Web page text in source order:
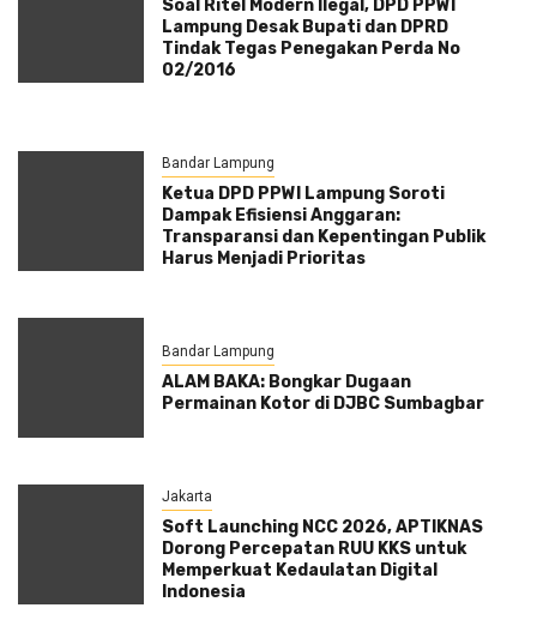
Soal Ritel Modern Ilegal, DPD PPWI
Lampung Desak Bupati dan DPRD
Tindak Tegas Penegakan Perda No
02/2016
Bandar Lampung
Ketua DPD PPWI Lampung Soroti
Dampak Efisiensi Anggaran:
Transparansi dan Kepentingan Publik
Harus Menjadi Prioritas
Bandar Lampung
ALAM BAKA: Bongkar Dugaan
Permainan Kotor di DJBC Sumbagbar
Jakarta
Soft Launching NCC 2026, APTIKNAS
Dorong Percepatan RUU KKS untuk
Memperkuat Kedaulatan Digital
Indonesia